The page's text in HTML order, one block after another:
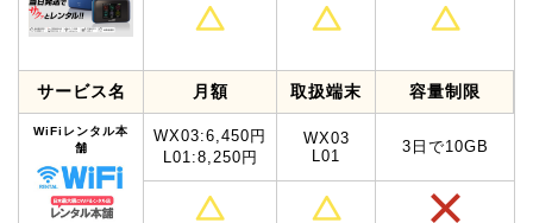
サービス名 月額 取扱端末 容量制限
WiFiレンタル本
舗
WX03:6,450円
L01:8,250円
WX03
L01
3日で10GB